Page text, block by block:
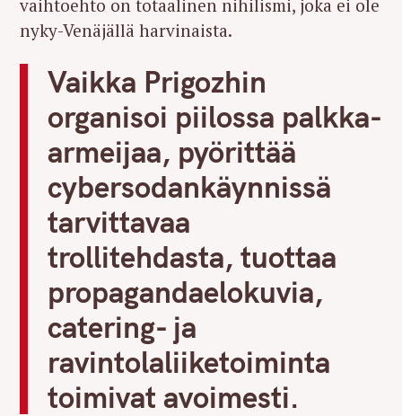
vaihtoehto on totaalinen nihilismi, joka ei ole
nyky-Venäjällä harvinaista.
Vaikka Prigozhin
organisoi piilossa palkka-
armeijaa, pyörittää
cybersodankäynnissä
tarvittavaa
trollitehdasta, tuottaa
propagandaelokuvia,
catering- ja
ravintolaliiketoiminta
toimivat avoimesti.